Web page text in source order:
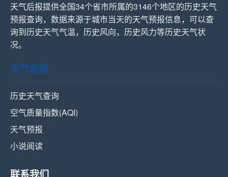
天气后报提供全国34个省市所属的3146个地区的历史天气
预报查询，数据来源于城市当天的天气预报信息，可以查
询到历史天气气温，历史风向，历史风力等历史天气状
况。
天气后报
历史天气查询
空气质量指数(AQI)
天气预报
小说阅读
联系我们